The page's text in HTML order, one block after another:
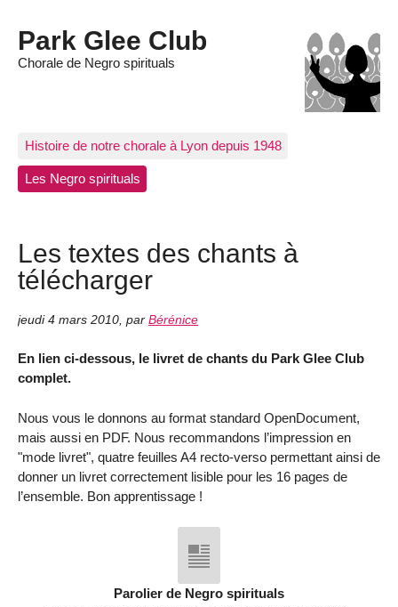
Park Glee Club
Chorale de Negro spirituals
Histoire de notre chorale à Lyon depuis 1948
Les Negro spirituals
Les textes des chants à
télécharger
jeudi 4 mars 2010 par Bérénice
En lien ci-dessous, le livret de chants du Park Glee Club
complet.
Nous vous le donnons au format standard OpenDocument,
mais aussi en PDF. Nous recommandons l’impression en
"mode livret", quatre feuilles A4 recto-verso permettant ainsi de
donner un livret correctement lisible pour les 16 pages de
l’ensemble. Bon apprentissage !
Parolier de Negro spirituals